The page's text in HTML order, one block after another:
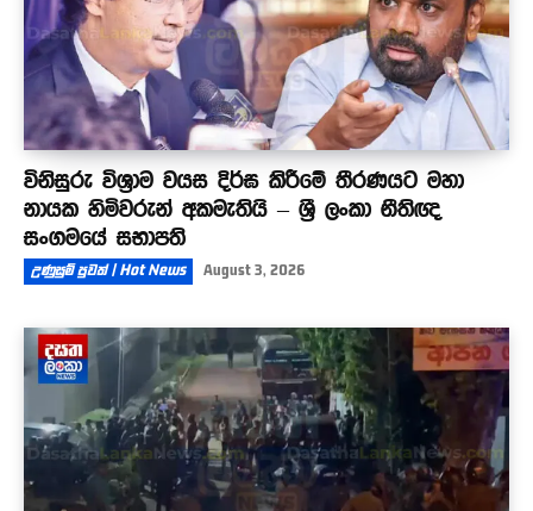
විනිසුරු විශ්‍රාම වයස දිර්ඝ කිරීමේ තීරණයට මහා
නායක හිමිවරුන් අකමැතියි – ශ්‍රී ලංකා නීතිඥ
සංගමයේ සභාපති
උණුසුම් පුවත් | Hot News August 3, 2026